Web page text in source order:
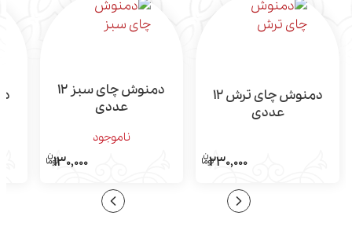
دمنوش چای ترش 12
عددی
230,000
دمنوش چای سبز 12
عددی
ناموجود
130,000